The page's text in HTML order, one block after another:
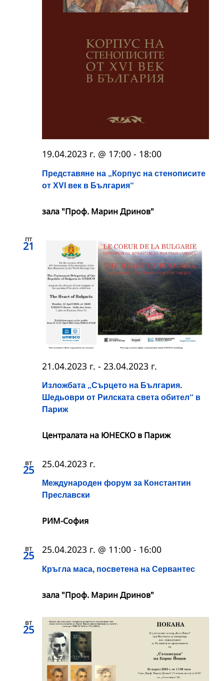
Представяне на „Корпус на стенописите
от ХVІ век в България“
19.04.2023 г. @ 17:00 - 18:00
зала "Проф. Марин Дринов"
пт
21
Изложбата „Сърцето на България.
Шедьоври от Рилската света обител“ в
Париж
21.04.2023 г. - 23.04.2023 г.
Централата на ЮНЕСКО в Париж
вт
25
Международен форум за Константин
Преславски
25.04.2023 г.
РИМ-София
вт
25
Кръгла маса, посветена на Сервантес
25.04.2023 г. @ 11:00 - 16:00
зала "Проф. Марин Дринов"
вт
25